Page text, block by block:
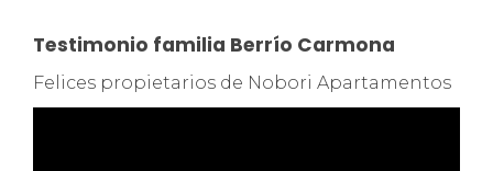
Testimonio familia Berrío Carmona
Felices propietarios de Nobori Apartamentos